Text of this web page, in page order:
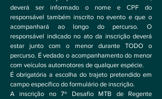
deverá ser informado o nome e CPF do
responsável também inscrito no evento e que o
acompanhará ao longo do percurso. O
responsável indicado no ato da inscrição deverá
estar junto com o menor durante TODO o
percurso. É vedado o acompanhamento do menor
com veículos automotores de qualquer espécie.
É obrigatória a escolha do trajeto pretendido em
campo específico do formulário de inscrição.
A inscrição no 7º Desafio MTB de Regente